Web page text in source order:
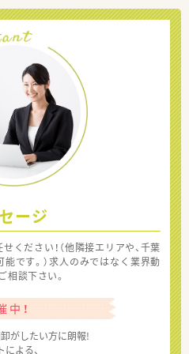
ージ
ください！（他隣接エリアや、千葉
です。）求人のみではなく業界動
相談下さい。
！
がしたい方に朗報!
よる、